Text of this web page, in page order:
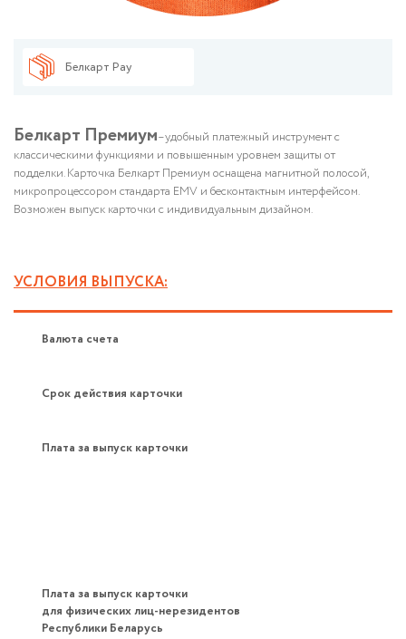
Белкарт Pay
Белкарт Премиум–удобный платежный инструмент с
классическими функциями и повышенным уровнем защиты от
подделки. Карточка Белкарт Премиум оснащена магнитной полосой,
микропроцессором стандарта EMV и бесконтактным интерфейсом.
Возможен выпуск карточки с индивидуальным дизайном.
УСЛОВИЯ ВЫПУСКА:
Валюта счета
Срок действия карточки
Плата за выпуск карточки
Плата за выпуск карточки
для физических лиц-нерезидентов
Республики Беларусь